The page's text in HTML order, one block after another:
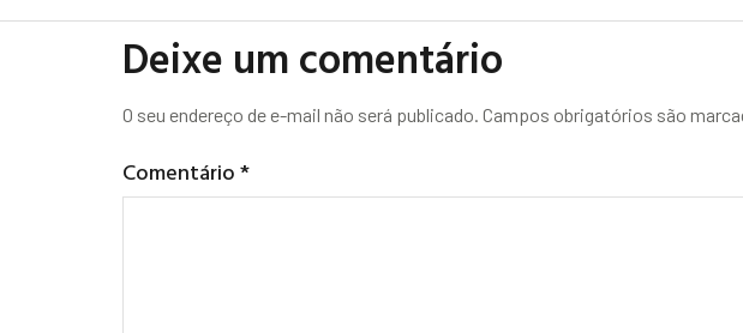
Deixe um comentário
O seu endereço de e-mail não será publicado. Campos obrigatórios são
Comentário*